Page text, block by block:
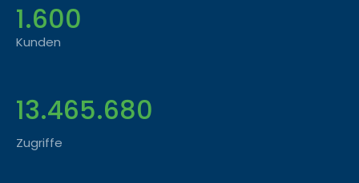
1.600
Kunden
13.465.680
Zugriffe